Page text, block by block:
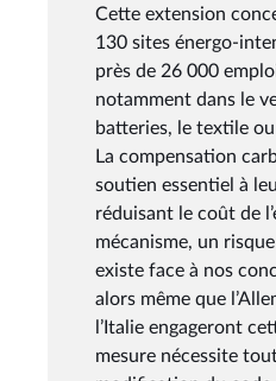
Cette extension
130 sites énergo-
près de 26 000
notamment dans le
batteries, le textile
La compensation
soutien essentiel à
réduisant le coût de
mécanisme, un
existe face à nos
alors même que
l’Italie engageront
mesure nécessite